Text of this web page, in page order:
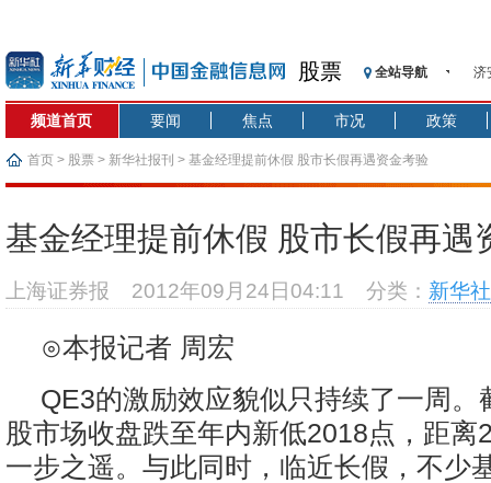
股票 全站导航
济
【
济
基
频道首页 要闻 焦点 市况 政策
首页 > 股票 > 新华社报刊 > 基金经理提前休假 股市长假再遇资金考验
基金经理提前休假 股市长假再遇
上海证券报 2012年09月24日04:11 分类： 新华
⊙本报记者 周宏
QE3的激励效应貌似只持续了一周。
股市场收盘跌至年内新低2018点，距离
一步之遥。与此同时，临近长假，不少